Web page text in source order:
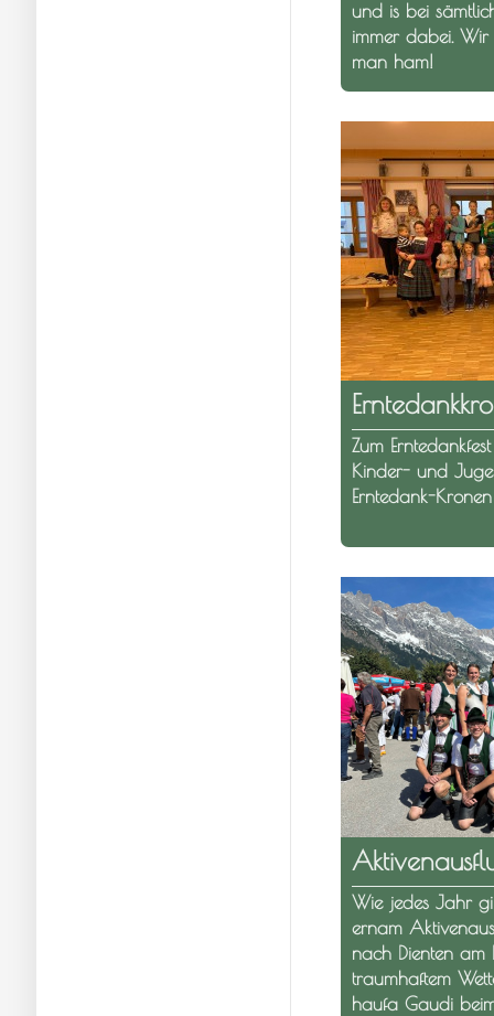
und is bei
immer dabei. Wir
man ham!
Zum
Kinder- und
Erntedank-
Wie jedes Jahr
ernam
nach Dienten am
traumhaftem
haufa Gaudi